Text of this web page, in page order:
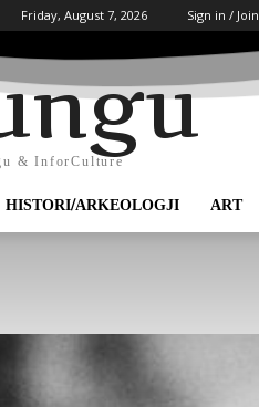
Friday, August 7, 2026 Sign in / Join
& InforCulture
HISTORI/ARKEOLOGJI ART